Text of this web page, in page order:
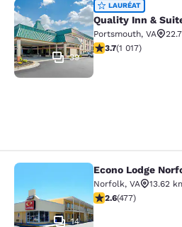
Quality Inn & Suites
39
LAURÉAT
Quality Inn &
Portsmouth, VA
3.73 étoiles. Bien.
3.7(1 017)
Econo Lodge
14
Econo Lodge
Norfolk, VA
13.62
2.61 étoiles. Moyen.
2.6(477)